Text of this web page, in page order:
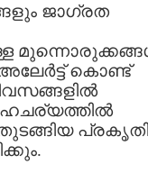
ജാഗ്രത
കൊണ്ട്
പ്രകൃതി